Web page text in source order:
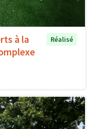
à la
Réalisé